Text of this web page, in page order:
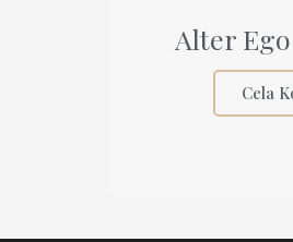
Alter
Cela